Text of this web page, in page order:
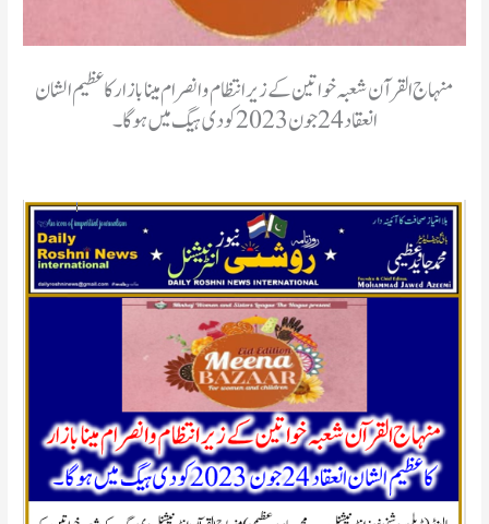
منہاج القر آن شعبہ خواتین کے زیر انتظام وانصرام مینا بازارکا عظیم الشان
انعقاد 24جون 2023کودی ہیگ میں ہوگا۔